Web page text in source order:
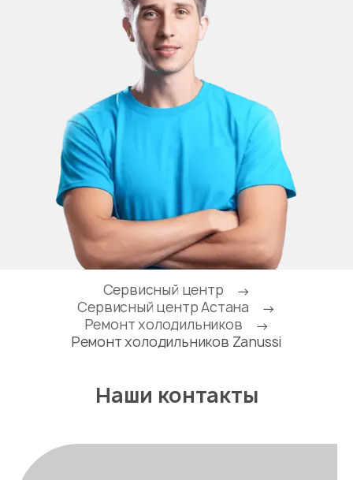
Сервисный центр
→
Сервисный центр Астана
→
Ремонт холодильников
→
Ремонт холодильников Zanussi
Наши контакты